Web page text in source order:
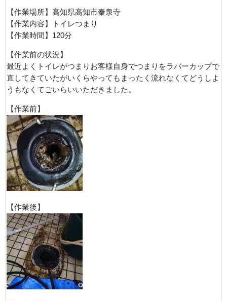
【作業場所】高知県高知市秦泉寺
【作業内容】トイレつまり
【作業時間】120分
【作業前の状況】
最近よくトイレがつまりお客様自身でつまりをラバーカップで
直してきていたがいくらやってもまったく流れなくてどうしよ
うもなくてごいらいいただきました。
【作業前】
【作業後】